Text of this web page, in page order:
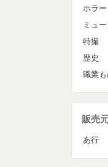
ホラー
ミュ
特撮
歴史
職業
販売
あ行